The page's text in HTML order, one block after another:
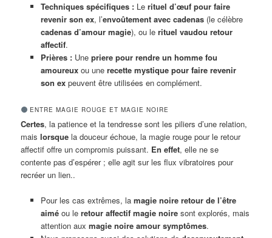
Techniques spécifiques :Le rituel d’œuf pour faire
revenir son ex, l’envoûtement avec cadenas(le célèbre
cadenas d’amour magie), ou le rituel vaudou retour
affectif.
Prières :Une priere pour rendre un homme fou
amoureuxou une recette mystique pour faire revenir
son expeuvent être utilisées en complément.
ENTRE MAGIE ROUGE ET MAGIE NOIRE
Certes, la patience et la tendresse sont les piliers d’une relation,
maislorsque la douceur échoue, la magie rouge pour le retour
affectif offre un compromis puissant. En effet, elle ne se
contente pas d’espérer ; elle agit sur les flux vibratoires pour
recréer un lien..
Pour les cas extrêmes, la magie noire retour de l’être
aiméou le retour affectif magie noiresont explorés, mais
attention aux magie noire amour symptômes.